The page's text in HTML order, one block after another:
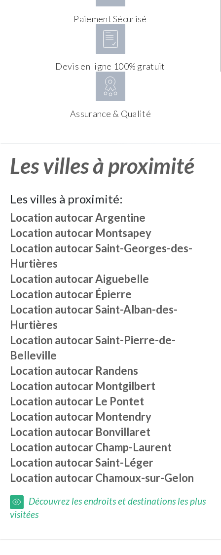
Paiement Sécurisé
Devis en ligne 100% gratuit
Assurance & Qualité
Les villes à proximité
Les villes à proximité:
Location autocarArgentine
Location autocar Montsapey
Location autocarSaint-Georges-des-
Hurtières
Location autocarAiguebelle
Location autocar Épierre
Location autocarSaint-Alban-des-
Hurtières
Location autocarSaint-Pierre-de-
Belleville
Location autocar Randens
Location autocar Montgilbert
Location autocar Le Pontet
Location autocar Montendry
Location autocar Bonvillaret
Location autocarChamp-Laurent
Location autocarSaint-Léger
Location autocarChamoux-sur-Gelon
Découvrez les endroits et destinations les plus
visitées